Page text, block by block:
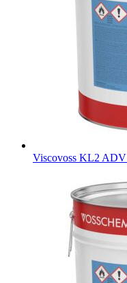
Viscovoss KL2 ADV